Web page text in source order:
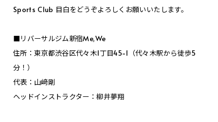
Sports Club 目白をどうぞよろしくお願いいたします。
■リバーサルジム新宿Me,We
住所：東京都渋谷区代々木1丁目45-1（代々木駅から徒歩5
分！）
代表：山﨑剛
ヘッドインストラクター：柳井夢翔